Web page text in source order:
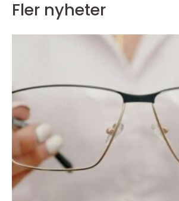
Fler nyheter